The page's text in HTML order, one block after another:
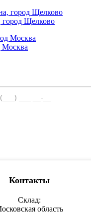
город Щелково
Москва
Контакты
Склад:
область